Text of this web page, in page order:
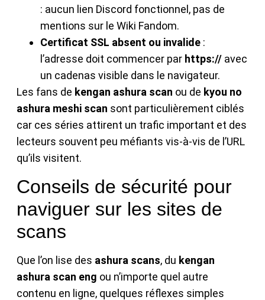
: aucun lien Discord fonctionnel, pas de
mentions sur le Wiki Fandom.
Certificat SSL absent ou invalide :
l’adresse doit commencer par https:// avec
un cadenas visible dans le navigateur.
Les fans de kengan ashura scan ou de kyou no
ashura meshi scan sont particulièrement ciblés
car ces séries attirent un trafic important et des
lecteurs souvent peu méfiants vis-à-vis de l’URL
qu’ils visitent.
Conseils de sécurité pour
naviguer sur les sites de
scans
Que l’on lise des ashura scans, du kengan
ashura scan eng ou n’importe quel autre
contenu en ligne, quelques réflexes simples